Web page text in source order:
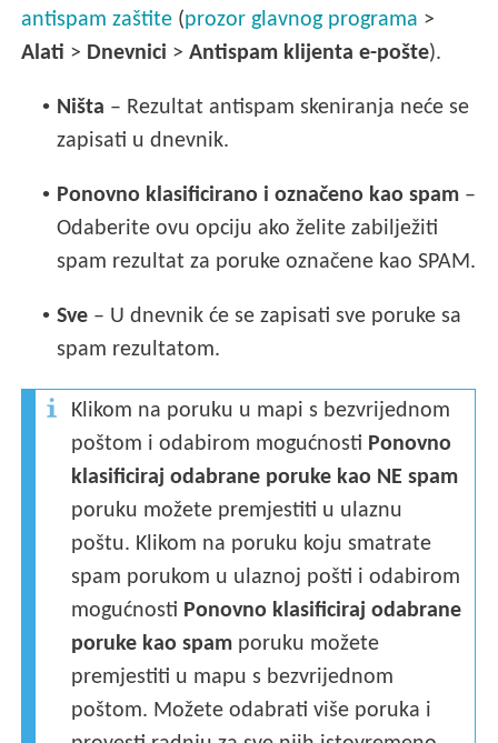
antispam zaštite (prozor glavnog programa >
Alati > Dnevnici >Antispam klijenta e-pošte).
• Ništa – Rezultat antispam skeniranja neće se
zapisati u dnevnik.
• Ponovno klasificirano i označeno kao spam –
Odaberite ovu opciju ako želite zabilježiti
spam rezultat za poruke označene kao SPAM.
• Sve – U dnevnik će se zapisati sve poruke sa
spam rezultatom.
Klikom na poruku u mapi s bezvrijednom
poštom i odabirom mogućnosti Ponovno
klasificiraj odabrane poruke kao NE spam
poruku možete premjestiti u ulaznu
poštu. Klikom na poruku koju smatrate
spam porukom u ulaznoj pošti i odabirom
mogućnosti Ponovno klasificiraj odabrane
poruke kao spam poruku možete
premjestiti u mapu s bezvrijednom
poštom. Možete odabrati više poruka i